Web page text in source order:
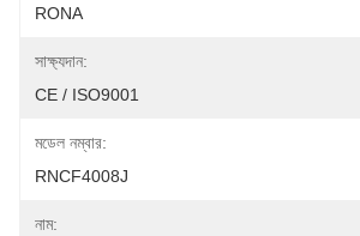
RONA
সাক্ষ্যদান:
CE / ISO9001
মডেল নম্বার:
RNCF4008J
নাম: